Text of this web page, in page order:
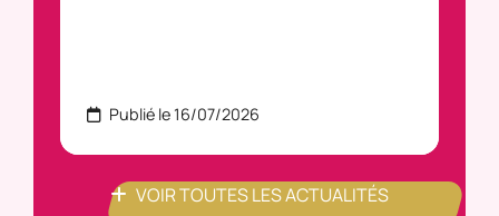
Publié le 16/07/2026
VOIR TOUTES LES ACTUALITÉS